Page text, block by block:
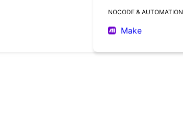
NOCODE & AUTOMATION
Make